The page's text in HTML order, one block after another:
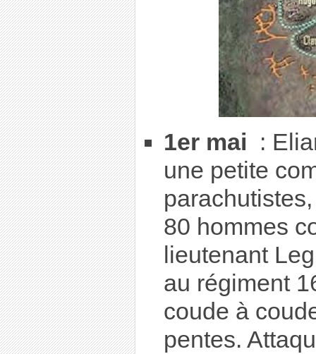
1er mai
:
une petite
80 hommes
lieutenant
au régiment
coude à
pentes.